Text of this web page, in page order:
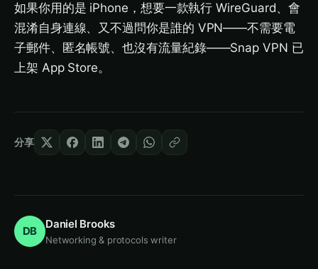
如果你用的是 iPhone，想要一款執行 WireGuard、會
混淆自身連線、又不過問你是誰的 VPN——不需要電
子郵件、匿名帳號、也沒有流量紀錄——Snap VPN 已
上架 App Store。
分享
DB
Daniel Brooks
Networking & protocols writer